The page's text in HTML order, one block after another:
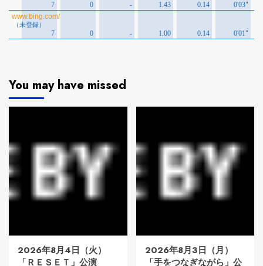
You may have missed
2026年8月4日（火）
「ＲＥＳＥＴ」公演
2026年8月3日（月）
「手をつなぎながら」公